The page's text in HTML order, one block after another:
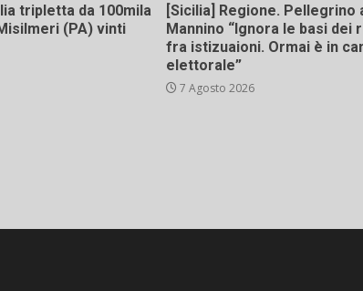
tripletta da 100mila
(PA) vinti
[Sicilia] Regione. Pellegrino
Mannino “Ignora le basi dei
fra istizuaioni. Ormai è in
elettorale”
7 Agosto 2026